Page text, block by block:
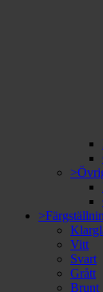
Vitt
Svart
Grått
Brunt